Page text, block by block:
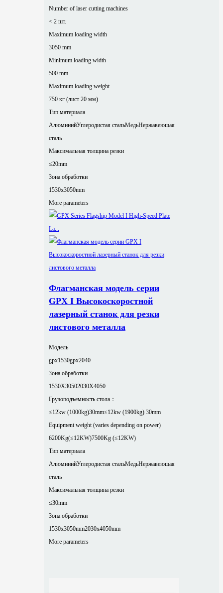
Number of laser cutting machines
< 2 шт.
Maximum loading width
3050 mm
Minimum loading width
500 mm
Maximum loading weight
750 кг (лист 20 мм)
Тип материала
АлюминийУглеродистая стальМедьНержавеющая
сталь
Максимальная толщина резки
≤20mm
Зона обработки
1530x3050mm
More parameters
Флагманская модель серии
GPX I Высокоскоростной
лазерный станок для резки
листового металла
Модель
gpx1530gpx2040
Зона обработки
1530X30502030X4050
Грузоподъемность стола：
≤12kw (1000kg)30mm≤12kw (1900kg) 30mm
Equipment weight (varies depending on power)
6200Kg(≤12KW)7500Kg (≤12KW)
Тип материала
АлюминийУглеродистая стальМедьНержавеющая
сталь
Максимальная толщина резки
≤30mm
Зона обработки
1530x3050mm2030x4050mm
More parameters